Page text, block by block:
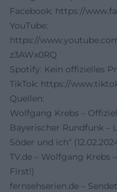
Facebook: https://
YouTube:
https://
z3AWx0RQ
Spotify: Kein offizielles
TikTok: https://
Quellen:
Wolfgang Krebs –
Bayerischer Rundfunk –
Söder und ich“
TV.de – Wolfgang Krebs
First!)
fernsehserien.de –